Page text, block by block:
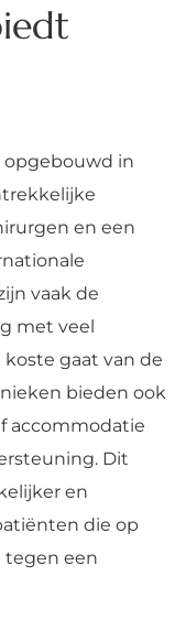
opgebouwd in
en een
vaak de
met veel
gaat van de
bieden ook
accommodatie
Dit
en
die op
tegen een